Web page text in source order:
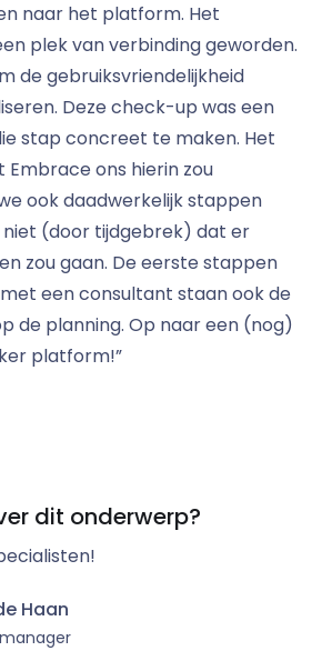
naar het platform. Het
plek van verbinding geworden.
de gebruiksvriendelijkheid
Deze check-up was een
stap concreet te maken. Het
Embrace ons hierin zou
ook daadwerkelijk stappen
niet (door tijdgebrek) dat er
zou gaan. De eerste stappen
een consultant staan ook de
de planning. Op naar een (nog)
platform!”
dit onderwerp?
Haan